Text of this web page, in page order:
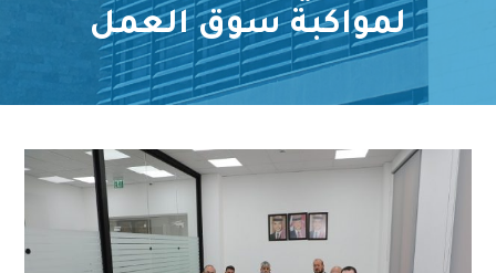
لمواكبة سوق العمل